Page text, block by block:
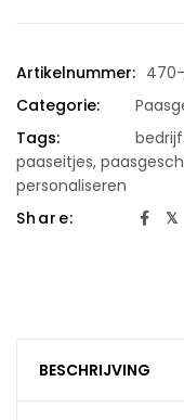
Artikelnummer:
Categorie:
Tags:
paaseitjes,
personaliseren
Share:
BESCHRIJVING